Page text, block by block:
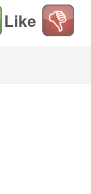
Like